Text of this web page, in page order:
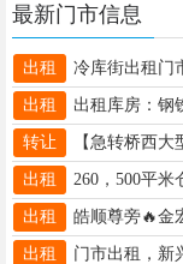
最新门市信息
出租
出租
转让
出租
出租
出租